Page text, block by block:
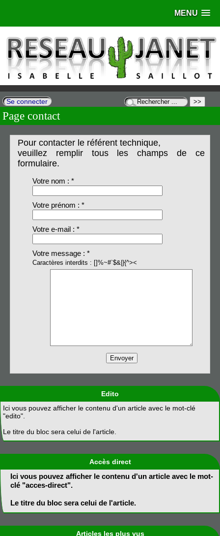
MENU
Se connecter
Page contact
Pour contacter le référent technique,
veuillez remplir tous les champs de ce
formulaire.
Votre nom : *
Votre prénom : *
Votre e-mail : *
Votre message : *
Caractères interdits : []%~#`$&|}{^><
Edito
Ici vous pouvez afficher le contenu d'un article avec le mot-clé
"edito".
Le titre du bloc sera celui de l'article.
Accès direct
Ici vous pouvez afficher le contenu d'un article avec le mot-
clé "acces-direct".
Le titre du bloc sera celui de l'article.
Articles les plus vus